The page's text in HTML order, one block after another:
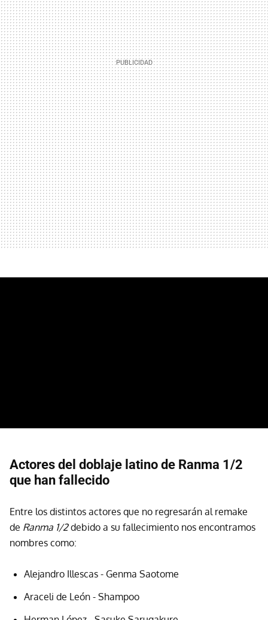
Actores del doblaje latino de Ranma 1/2
que han fallecido
Entre los distintos actores que no regresarán al remake
de Ranma 1/2debido a su fallecimiento nos encontramos
nombres como:
Alejandro Illescas - Genma Saotome
Araceli de León - Shampoo